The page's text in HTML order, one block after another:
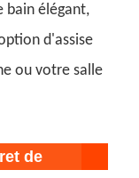
bain élégant,
d'assise
ou votre salle
de